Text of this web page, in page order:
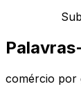
comércio por